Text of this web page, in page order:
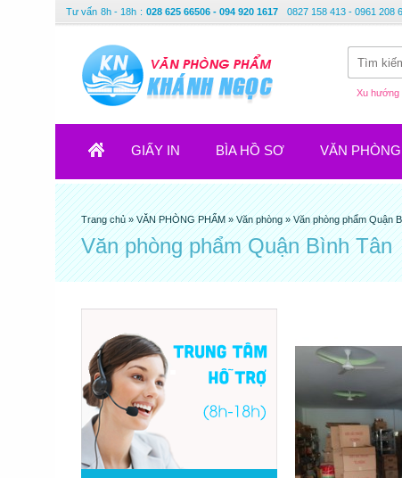
Tư vấn 8h - 18h : 028 625 66506 - 094 920 1617 0827 158 413 - 0961 208
Xu hướng
GIẤY IN BÌA HỒ SƠ VĂN
Trang chủ»VĂN PHÒNG PHẨM »Văn phòng»Văn phòng phẩm Quận
Văn phòng phẩm Quận Bình Tân